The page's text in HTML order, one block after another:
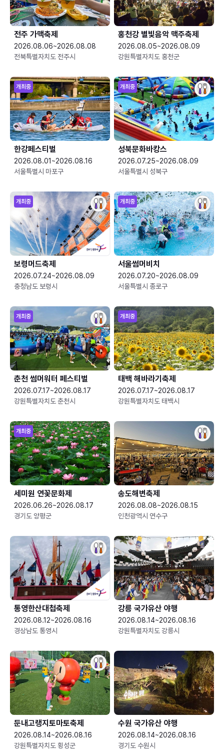
전주 가맥축제
2026.08.06~2026.08.08
전북특별자치도 전주시
홍천강 별빛음악 맥주축제
2026.08.05~2026.08.09
강원특별자치도 홍천군
개최중
한강페스티벌
2026.08.01~2026.08.16
서울특별시 마포구
개최중
성북문화바캉스
2026.07.25~2026.08.09
서울특별시 성북구
개최중
보령머드축제
2026.07.24~2026.08.09
충청남도 보령시
개최중
서울썸머비치
2026.07.20~2026.08.09
서울특별시 종로구
개최중
춘천 썸머워터 페스티벌
2026.07.17~2026.08.17
강원특별자치도 춘천시
개최중
태백 해바라기축제
2026.07.17~2026.08.17
강원특별자치도 태백시
개최중
세미원 연꽃문화제
2026.06.26~2026.08.17
경기도 양평군
송도해변축제
2026.08.08~2026.08.15
인천광역시 연수구
통영한산대첩축제
2026.08.12~2026.08.16
경상남도 통영시
강릉 국가유산 야행
2026.08.14~2026.08.16
강원특별자치도 강릉시
둔내고랭지토마토축제
2026.08.14~2026.08.16
강원특별자치도 횡성군
수원 국가유산 야행
2026.08.14~2026.08.16
경기도 수원시